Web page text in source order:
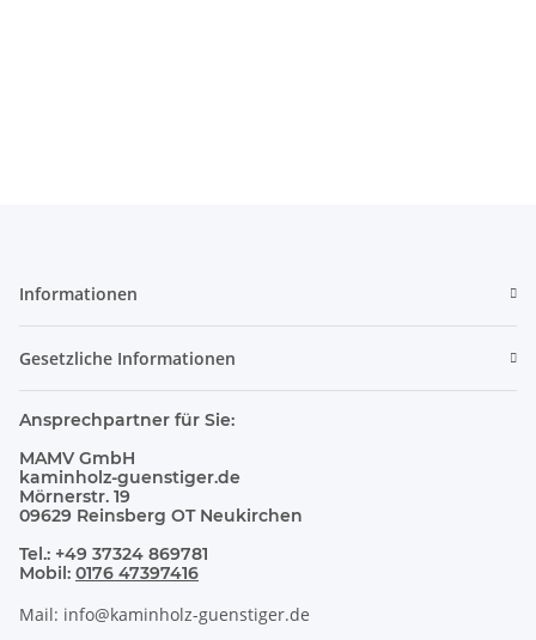
Informationen
Gesetzliche Informationen
Ansprechpartner für Sie:
MAMV GmbH
kaminholz-guenstiger.de
Mörnerstr. 19
09629 Reinsberg OT Neukirchen
Tel.: +49 37324 869781
Mobil: 0176 47397416
Mail: info@kaminholz-guenstiger.de